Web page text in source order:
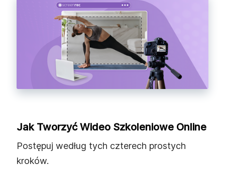
Jak Tworzyć Wideo Szkoleniowe Online
Postępuj według tych czterech prostych
kroków.